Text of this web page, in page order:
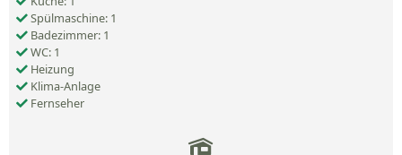
Spülmaschine: 1
Badezimmer: 1
WC: 1
Heizung
Klima-Anlage
Fernseher